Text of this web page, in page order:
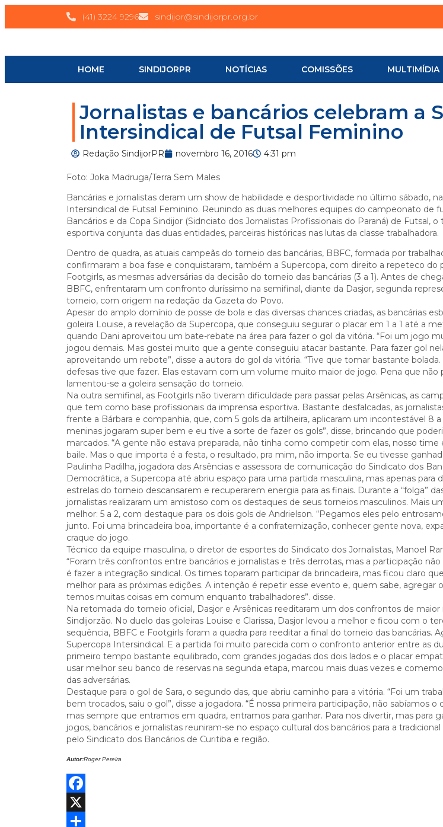
(41) 3224 9296 sindijor@sindijorpr.org.br
HOME SINDIJORPR NOTÍCIAS COMISSÕES MULTIMÍDIA
Jornalistas e bancários celebram a
Intersindical de Futsal Feminino
Redação SindijorPR novembro 16, 2016 4:31 pm
Foto: Joka Madruga/Terra Sem Males
Bancárias e jornalistas deram um show de habilidade e desportividade no último sábado,
Intersindical de Futsal Feminino. Reunindo as duas melhores equipes do campeonato de
Bancários e da Copa Sindijor (Sidnciato dos Jornalistas Profissionais do Paraná) de Futsal,
esportiva conjunta das duas entidades, parceiras históricas nas lutas da classe trabalhadora.
Dentro de quadra, as atuais campeãs do torneio das bancárias, BBFC, formada por
confirmaram a boa fase e conquistaram, também a Supercopa, com direito a repeteco do
Footgirls, as mesmas adversárias da decisão do torneio das bancárias (3 a 1). Antes de
BBFC, enfrentaram um confronto duríssimo na semifinal, diante da Dasjor, segunda
torneio, com origem na redação da Gazeta do Povo.
Apesar do amplo domínio de posse de bola e das diversas chances criadas, as bancárias
goleira Louise, a revelação da Supercopa, que conseguiu segurar o placar em 1 a 1 até a
quando Dani aproveitou um bate-rebate na área para fazer o gol da vitória. “Foi um jogo
jogou demais. Mas gostei muito que a gente conseguiu atacar bastante. Para fazer gol
aproveitando um rebote”, disse a autora do gol da vitória. “Tive que tomar bastante
defesas tive que fazer. Elas estavam com um volume muito maior de jogo. Pena que não
lamentou-se a goleira sensação do torneio.
Na outra semifinal, as Footgirls não tiveram dificuldade para passar pelas Arsênicas, as
que tem como base profissionais da imprensa esportiva. Bastante desfalcadas, as
frente a Bárbara e companhia, que, com 5 gols da artilheira, aplicaram um incontestável 8 a
meninas jogaram super bem e eu tive a sorte de fazer os gols”, disse, brincando que
marcados. “A gente não estava preparada, não tinha como competir com elas, nosso time
baile. Mas o que importa é a festa, o resultado, pra mim, não importa. Se eu tivesse
Paulinha Padilha, jogadora das Arsências e assessora de comunicação do Sindicato dos
Democrática, a Supercopa até abriu espaço para uma partida masculina, mas apenas para
estrelas do torneio descansarem e recuperarem energia para as finais. Durante a “folga”
jornalistas realizaram um amistoso com os destaques de seus torneios masculinos. Mais
melhor: 5 a 2, com destaque para os dois gols de Andrielson. “Pegamos eles pelo
junto. Foi uma brincadeira boa, importante é a confraternização, conhecer gente nova,
craque do jogo.
Técnico da equipe masculina, o diretor de esportes do Sindicato dos Jornalistas, Manoel
“Foram três confrontos entre bancários e jornalistas e três derrotas, mas a participação
é fazer a integração sindical. Os times toparam participar da brincadeira, mas ficou claro
melhor para as próximas edições. A intenção é repetir esse evento e, quem sabe, agregar
temos muitas coisas em comum enquanto trabalhadores”. disse.
Na retomada do torneio oficial, Dasjor e Arsênicas reeditaram um dos confrontos de maior
Sindijorzão. No duelo das goleiras Louise e Clarissa, Dasjor levou a melhor e ficou com o
sequência, BBFC e Footgirls foram a quadra para reeditar a final do torneio das bancárias.
Supercopa Intersindical. E a partida foi muito parecida com o confronto anterior entre as
primeiro tempo bastante equilibrado, com grandes jogadas dos dois lados e o placar
usar melhor seu banco de reservas na segunda etapa, marcou mais duas vezes e
das adversárias.
Destaque para o gol de Sara, o segundo das, que abriu caminho para a vitória. “Foi um
bem trocados, saiu o gol”, disse a jogadora. “É nossa primeira participação, não sabíamos
mas sempre que entramos em quadra, entramos para ganhar. Para nos divertir, mas para
jogos, bancários e jornalistas reuniram-se no espaço cultural dos bancários para a
pelo Sindicato dos Bancários de Curitiba e região.
Autor:Roger Pereira
Facebook
X